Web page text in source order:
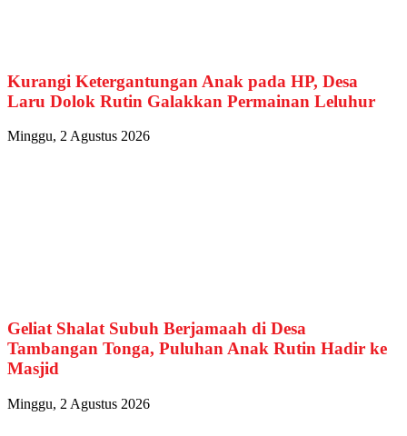
Kurangi Ketergantungan Anak pada HP, Desa
Laru Dolok Rutin Galakkan Permainan Leluhur
Minggu, 2 Agustus 2026
Geliat Shalat Subuh Berjamaah di Desa
Tambangan Tonga, Puluhan Anak Rutin Hadir ke
Masjid
Minggu, 2 Agustus 2026